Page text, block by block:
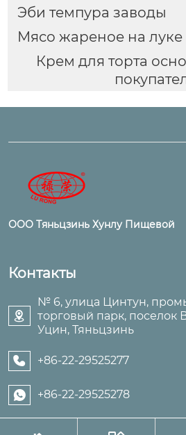
Эби темпура заводы
Мясо жареное на
Крем для торта
ООО Тяньцзинь Хунлу Пищевой
Контакты

№ 6, улица Цинтун,
торговый парк, поселок
Уцин, Тяньцзинь
 +86-22-29525277
 +86-22-29525278